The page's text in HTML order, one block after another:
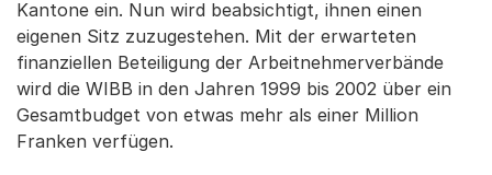
Kantone ein. Nun wird beabsichtigt, ihnen einen
eigenen Sitz zuzugestehen. Mit der erwarteten
finanziellen Beteiligung der Arbeitnehmerverbände
wird die WIBB in den Jahren 1999 bis 2002 über ein
Gesamtbudget von etwas mehr als einer Million
Franken verfügen.